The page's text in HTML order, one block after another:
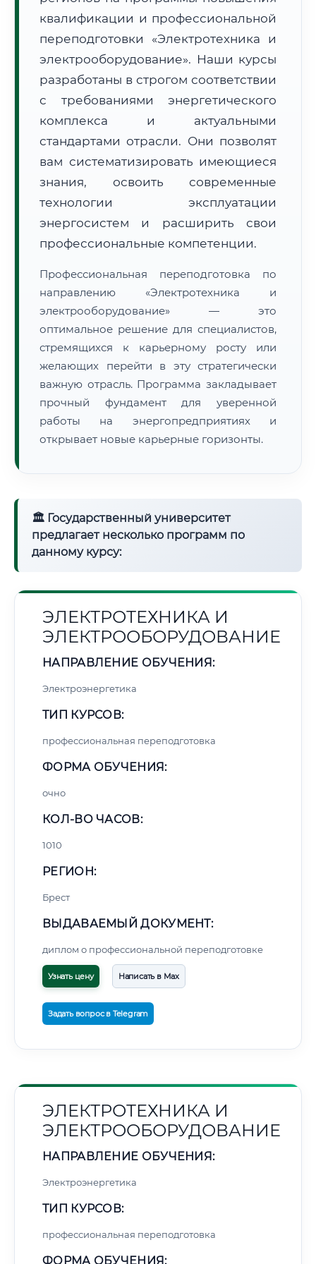
Расчет логистики оригиналов:
• Маршрут транзита:
• Экспресс-доставка СДЭК / Почтой:
5–7 рабочих дней
🔍Нажмите на документ для увеличения и просмотра
квалификации и профессиональной
переподготовки «Электротехника и
электрооборудование». Наши курсы
разработаны в строгом соответствии
с требованиями энергетического
комплекса и актуальными
стандартами отрасли. Они позволят
вам систематизировать имеющиеся
знания, освоить современные
технологии эксплуатации
энергосистем и расширить свои
профессиональные компетенции.
Профессиональная переподготовка по
направлению «Электротехника и
электрооборудование» — это
оптимальное решение для специалистов,
стремящихся к карьерному росту или
желающих перейти в эту стратегически
важную отрасль. Программа закладывает
прочный фундамент для уверенной
работы на энергопредприятиях и
открывает новые карьерные горизонты.
🏛 Государственный университет
предлагает несколько программ по
данному курсу:
ЭЛЕКТРОТЕХНИКА И
ЭЛЕКТРООБОРУДОВАНИЕ
НАПРАВЛЕНИЕ ОБУЧЕНИЯ:
Электроэнергетика
ТИП КУРСОВ:
профессиональная переподготовка
ФОРМА ОБУЧЕНИЯ:
очно
КОЛ-ВО ЧАСОВ:
1010
РЕГИОН:
Брест
ВЫДАВАЕМЫЙ ДОКУМЕНТ:
диплом о профессиональной переподготовке
Узнать цену Написать в Max
Задать вопрос в Telegram
ЭЛЕКТРОТЕХНИКА И
ЭЛЕКТРООБОРУДОВАНИЕ
НАПРАВЛЕНИЕ ОБУЧЕНИЯ:
Электроэнергетика
ТИП КУРСОВ:
профессиональная переподготовка
ФОРМА ОБУЧЕНИЯ: